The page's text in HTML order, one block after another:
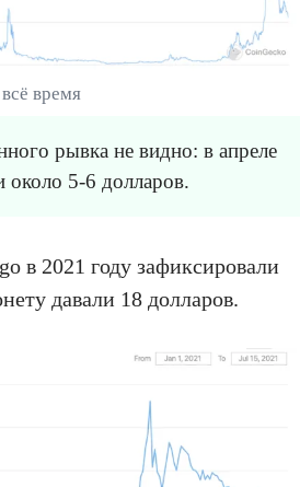
время
рывка не видно: в апреле
около 5-6 долларов.
в 2021 году зафиксировали
давали 18 долларов.